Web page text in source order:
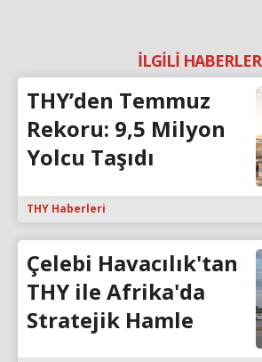
İLGİLİ HABERLER
THY’den Temmuz
Rekoru: 9,5 Milyon
Yolcu Taşıdı
THY Haberleri
Çelebi Havacılık'tan
THY ile Afrika'da
Stratejik Hamle